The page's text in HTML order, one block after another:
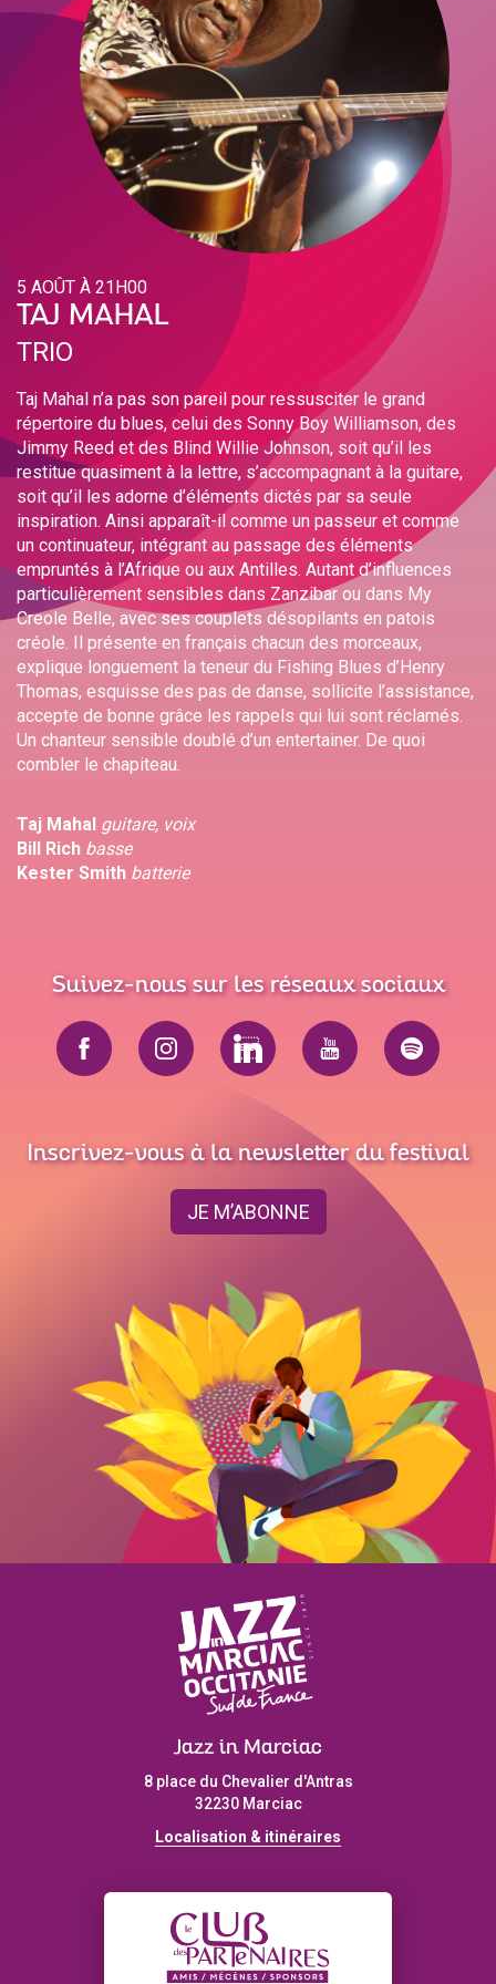
5 AOÛT À 21H00
TAJ MAHAL
TRIO
Taj Mahal n’a pas son pareil pour ressusciter le grand
répertoire du blues, celui des Sonny Boy Williamson, des
Jimmy Reed et des Blind Willie Johnson, soit qu’il les
restitue quasiment à la lettre, s’accompagnant à la guitare,
soit qu’il les adorne d’éléments dictés par sa seule
inspiration. Ainsi apparaît-il comme un passeur et comme
un continuateur, intégrant au passage des éléments
empruntés à l’Afrique ou aux Antilles. Autant d’influences
particulièrement sensibles dans Zanzibar ou dans My
Creole Belle, avec ses couplets désopilants en patois
créole. Il présente en français chacun des morceaux,
explique longuement la teneur du Fishing Blues d’Henry
Thomas, esquisse des pas de danse, sollicite l’assistance,
accepte de bonne grâce les rappels qui lui sont réclamés.
Un chanteur sensible doublé d’un entertainer. De quoi
combler le chapiteau.
Taj Mahal guitare, voix
Bill Rich basse
Kester Smith batterie
Suivez-nous sur les réseaux sociaux
Inscrivez-vous à la newsletter du festival
JE M’ABONNE
Jazz in Marciac
8 place du Chevalier d'Antras
32230 Marciac
Localisation & itinéraires